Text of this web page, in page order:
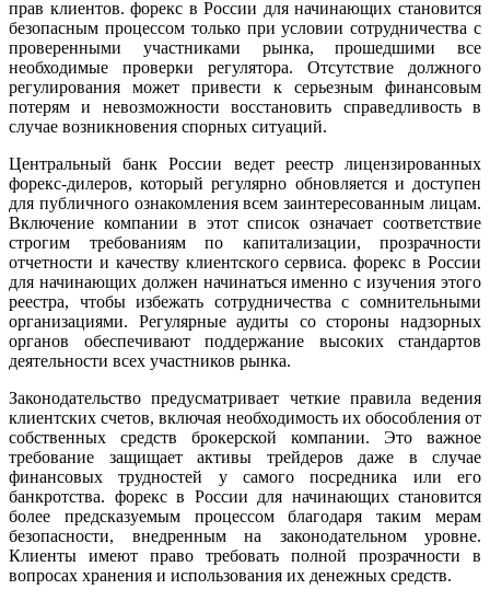
прав клиентов. форекс в России для начинающих становится
безопасным процессом только при условии сотрудничества с
проверенными участниками рынка, прошедшими все
необходимые проверки регулятора. Отсутствие должного
регулирования может привести к серьезным финансовым
потерям и невозможности восстановить справедливость в
случае возникновения спорных ситуаций.
Центральный банк России ведет реестр лицензированных
форекс-дилеров, который регулярно обновляется и доступен
для публичного ознакомления всем заинтересованным лицам.
Включение компании в этот список означает соответствие
строгим требованиям по капитализации, прозрачности
отчетности и качеству клиентского сервиса. форекс в России
для начинающих должен начинаться именно с изучения этого
реестра, чтобы избежать сотрудничества с сомнительными
организациями. Регулярные аудиты со стороны надзорных
органов обеспечивают поддержание высоких стандартов
деятельности всех участников рынка.
Законодательство предусматривает четкие правила ведения
клиентских счетов, включая необходимость их обособления от
собственных средств брокерской компании. Это важное
требование защищает активы трейдеров даже в случае
финансовых трудностей у самого посредника или его
банкротства. форекс в России для начинающих становится
более предсказуемым процессом благодаря таким мерам
безопасности, внедренным на законодательном уровне.
Клиенты имеют право требовать полной прозрачности в
вопросах хранения и использования их денежных средств.